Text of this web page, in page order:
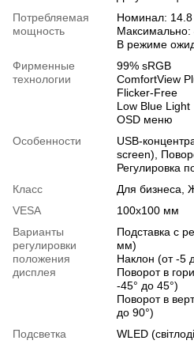
Потребляемая
мощность
Номинал: 14.8
Максимально:
В режиме
Фирменные
технологии
99% sRGB
ComfortView
Flicker-Free
Low Blue Light
OSD меню
Особенности
USB-
screen),
Регулировка
Класс
Для бизнеса,
VESA
100х100 мм
Варианты
регулировки
положения
дисплея
Подставка с
мм)
Наклон (от -5
Поворот в
-45° до 45°)
Поворот в
до 90°)
Подсветка
WLED